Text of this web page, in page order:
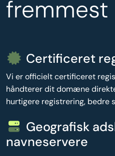
fremmest
Certificeret
Vi er officielt certificeret
håndterer dit domæne
hurtigere registrering, bedre
Geografisk
navneservere